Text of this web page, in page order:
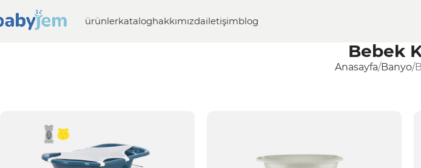
ürünlerkataloghakkımızdailetişimblog
Bebek
Anasayfa Banyo